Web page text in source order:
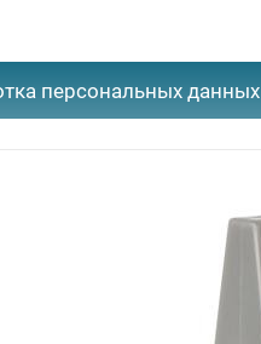
персональных данных